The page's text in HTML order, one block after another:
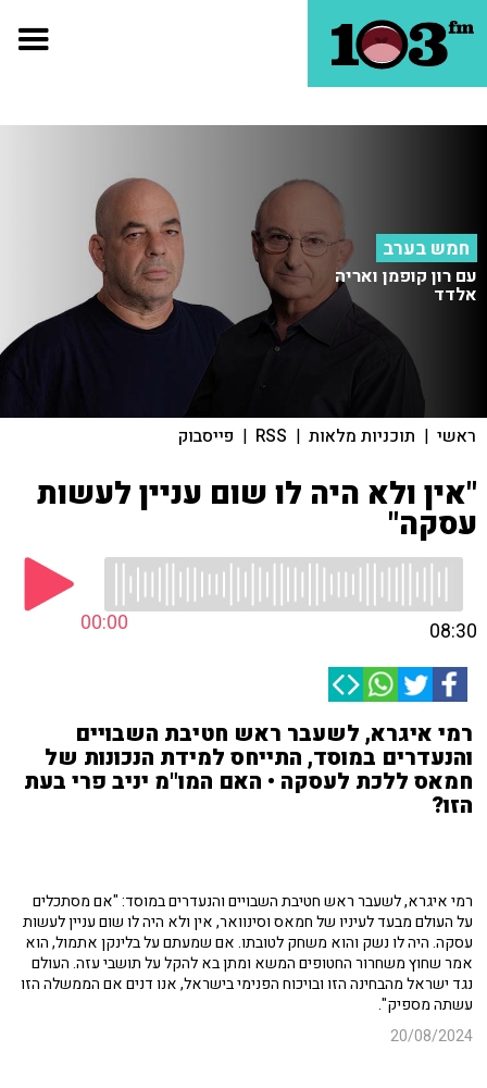
חמש בערב
עם רון קופמן ואריה
אלדד
ראשי | תוכניות מלאות |
RSS
| פייסבוק
"אין ולא היה לו שום עניין לעשות
עסקה"
00:00 08:30
רמי איגרא, לשעבר ראש חטיבת השבויים
והנעדרים במוסד, התייחס למידת הנכונות של
חמאס ללכת לעסקה • האם המו"מ יניב פרי בעת
הזו?
רמי איגרא, לשעבר ראש חטיבת השבויים והנעדרים במוסד: "אם מסתכלים
על העולם מבעד לעיניו של חמאס וסינוואר, אין ולא היה לו שום עניין לעשות
עסקה. היה לו נשק והוא משחק לטובתו. אם שמעתם על בלינקן אתמול, הוא
אמר שחוץ משחרור החטופים המשא ומתן בא להקל על תושבי עזה. העולם
נגד ישראל מהבחינה הזו ובויכוח הפנימי בישראל, אנו דנים אם הממשלה הזו
עשתה מספיק".
20/08/2024